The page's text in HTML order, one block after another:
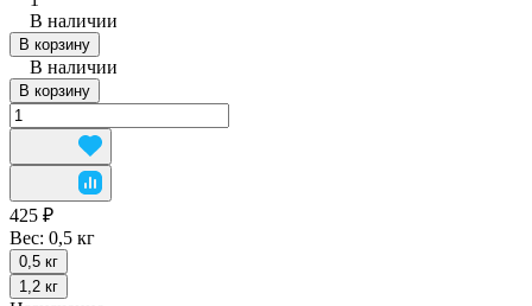
В наличии
В корзину
В наличии
В корзину
425 ₽
Вес: 0,5 кг
0,5 кг
1,2 кг